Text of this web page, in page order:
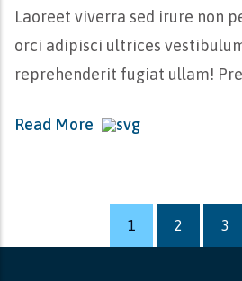
Laoreet viverra sed irure non
orci adipisci ultrices
reprehenderit fugiat ullam!
Read More
1 2 3